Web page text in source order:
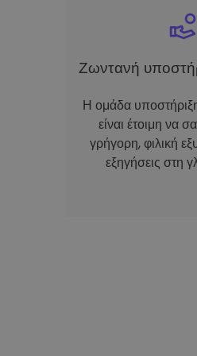
Ζωντανή
Η ομάδα
είναι έτοιμη να
γρήγορη, φιλική
εξηγήσεις στη